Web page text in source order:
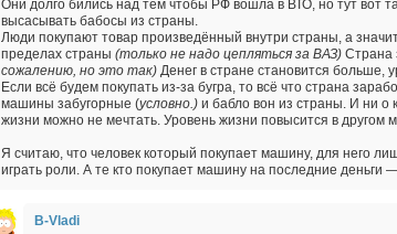
Они долго бились над тем чтобы РФ вошла в ВТО, но тут вот
высасывать бабосы из страны.
Люди покупают товар произведённый внутри страны, а
пределах страны (только не надо цепляться за ВАЗ) Страна
сожалению, но это так) Денег в стране становится больше,
Если всё будем покупать из-за бугра, то всё что страна
машины забугорные (условно.) и бабло вон из страны. И ни о
жизни можно не мечтать. Уровень жизни повысится в другом
Я считаю, что человек который покупает машину, для него
играть роли. А те кто покупает машину на последние деньги
B-Vladi